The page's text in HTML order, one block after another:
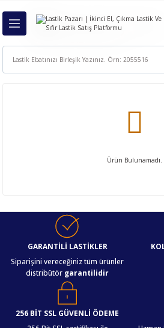
Geri Dön
Ürün Bulunamadı.
GARANTİLİ LASTİKLER
Siparişini vereceğiniz tüm ürünler
distribütör garantilidir
256 BİT SSL GÜVENLİ ÖDEME